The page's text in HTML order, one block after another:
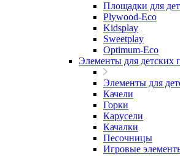
Площадки для
Plywood-Eco
Kidsplay
Sweetplay
Оptimum-Еco
Элементы для детских
Элементы для
Качели
Горки
Карусели
Качалки
Песочницы
Игровые